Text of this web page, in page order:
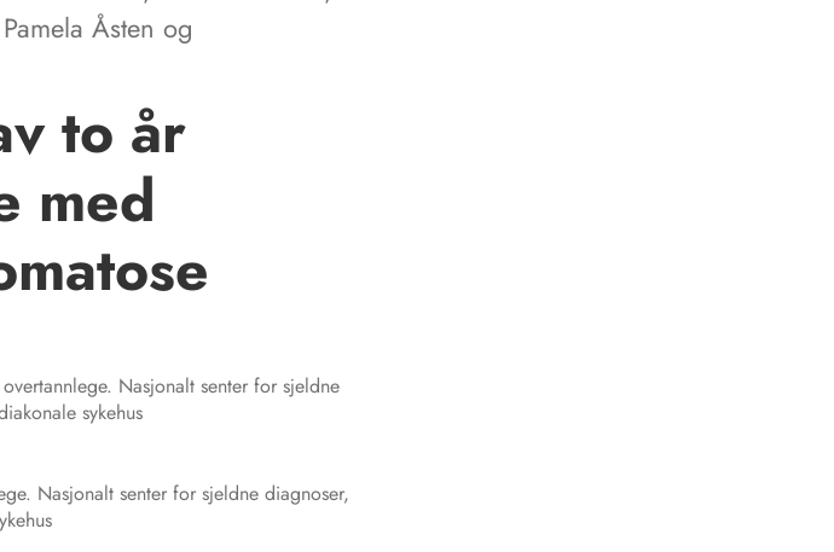
Pamela Åsten og
to år
med
Nasjonalt senter for sjeldne
sykehus
Nasjonalt senter for sjeldne diagnoser,